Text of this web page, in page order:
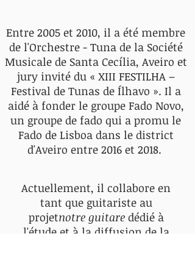
Entre 2005 et 2010, il a été membre
de l'Orchestre - Tuna de la Société
Musicale de Santa Cecília, Aveiro et
jury invité du « XIII FESTILHA –
Festival de Tunas de Ílhavo ». Il a
aidé à fonder le groupe Fado Novo,
un groupe de fado qui a promu le
Fado de Lisboa dans le district
d'Aveiro entre 2016 et 2018.
Actuellement, il collabore en
tant que guitariste au
projetnotre guitaredédié à
l'étude et à la diffusion de la